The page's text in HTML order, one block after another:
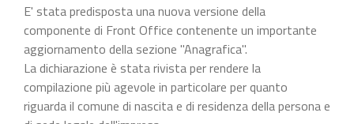
E' stata predisposta una nuova versione della
componente di Front Office contenente un importante
aggiornamento della sezione "Anagrafica".
La dichiarazione è stata rivista per rendere la
compilazione più agevole in particolare per quanto
riguarda il comune di nascita e di residenza della persona e